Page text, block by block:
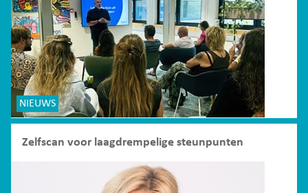
NIEUWS
Zelfscan voor laagdrempelige steunpunten